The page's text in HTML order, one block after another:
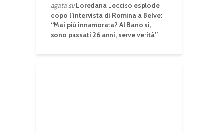
agatasuLoredana Lecciso esplode
dopo l’intervista di Romina a Belve:
“Mai più innamorata? Al Bano sì,
sono passati 26 anni, serve verità”